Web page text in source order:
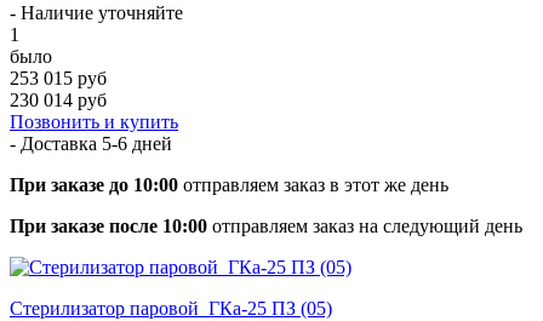
- Наличие уточняйте
1
было
253 015 руб
230 014 руб
Позвонить и купить
- Доставка 5-6 дней
При заказе до 10:00 отправляем заказ в этот же день
При заказе после 10:00 отправляем заказ на следующий день
Стерилизатор паровой ГКа-25 ПЗ (05)